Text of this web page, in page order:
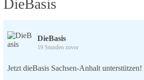
DieBasis
DieBasis
19 Stunden zuvor
Jetzt dieBasis Sachsen-Anhalt unterstützen!